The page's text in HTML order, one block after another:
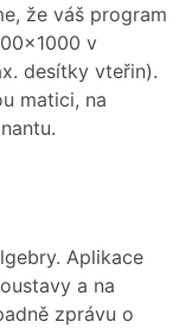
že váš program
v
desítky vteřin).
matici, na
Aplikace
a na
zprávu o